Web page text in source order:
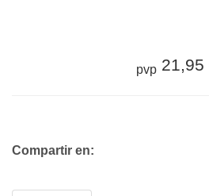
pvp 21,95
Compartir en: